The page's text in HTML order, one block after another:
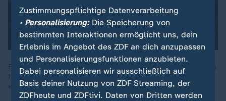
Ein knisterndes Feuer sorgt für Gemütlichkeit, doch nicht jedes
Holz eignet sich fürs heimische Kaminfeuer. Sabine Platz
erklärt, worauf Sie bei Kauf und Lagerung achten sollten.
Zustimmungspflichtige Datenverarbeitung
• Personalisierung:Die Speicherung von
bestimmten Interaktionen ermöglicht uns, dein
Erlebnis im Angebot des ZDF an dich anzupassen
und Personalisierungsfunktionen anzubieten.
Dabei personalisieren wir ausschließlich auf
Basis deiner Nutzung von ZDF Streaming, der
ZDFheute und ZDFtivi. Daten von Dritten werden